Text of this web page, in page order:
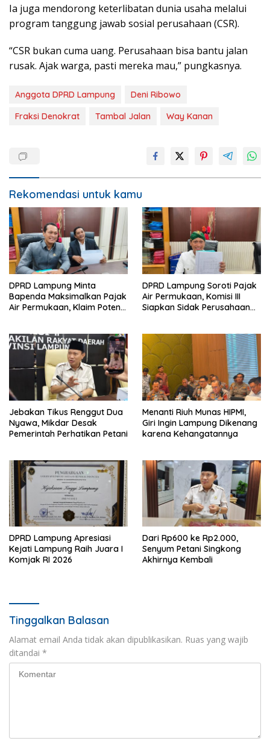
Ia juga mendorong keterlibatan dunia usaha melalui
program tanggung jawab sosial perusahaan (CSR).
“CSR bukan cuma uang. Perusahaan bisa bantu jalan
rusak. Ajak warga, pasti mereka mau,” pungkasnya.
Anggota DPRD Lampung
Deni Ribowo
Fraksi Denokrat
Tambal Jalan Way Kanan
Rekomendasi untuk kamu
DPRD Lampung Minta
Bapenda Maksimalkan Pajak
Air Permukaan, Klaim Potensi
DPRD Lampung Soroti Pajak
Air Permukaan, Komisi III
Siapkan Sidak Perusahaan
Jebakan Tikus Renggut Dua
Nyawa, Mikdar Desak
Pemerintah Perhatikan Petani
Menanti Riuh Munas HIPMI,
Giri Ingin Lampung Dikenang
karena Kehangatannya
DPRD Lampung Apresiasi
Kejati Lampung Raih Juara I
Komjak RI 2026
Dari Rp600 ke Rp2.000,
Senyum Petani Singkong
Akhirnya Kembali
Tinggalkan Balasan
Alamat email Anda tidak akan dipublikasikan. Ruas yang wajib
ditandai *